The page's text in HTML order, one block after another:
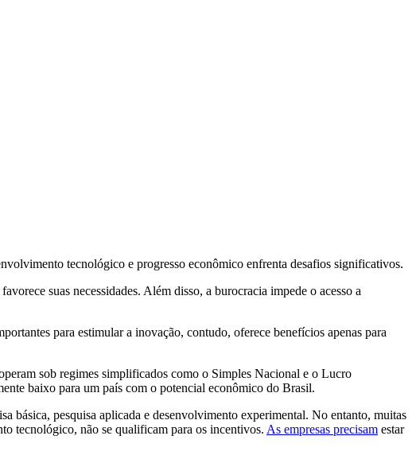
tecnológico e progresso econômico enfrenta desafios significativos.
suas necessidades. Além disso, a burocracia impede o acesso a
para estimular a inovação, contudo, oferece benefícios apenas para
sob regimes simplificados como o Simples Nacional e o Lucro
baixo para um país com o potencial econômico do Brasil.
básica, pesquisa aplicada e desenvolvimento experimental. No entanto, muitas
tecnológico, não se qualificam para os incentivos. As empresas precisam estar